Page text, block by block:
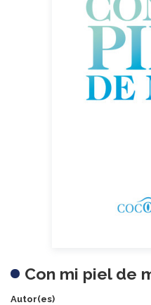
Con mi piel de
Autor(es)